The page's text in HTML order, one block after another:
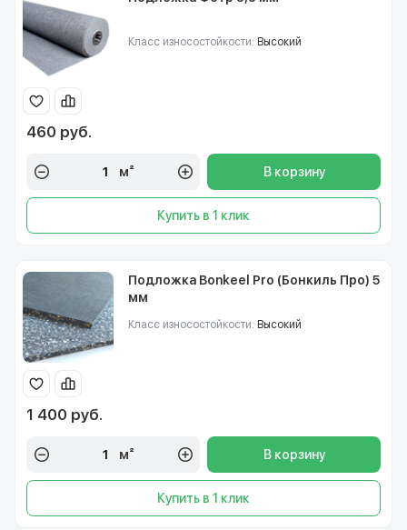
Класс износостойкости: Высокий
460 руб.
м² В корзину
Купить в 1 клик
Подложка Bonkeel Pro (Бонкиль Про) 5
мм
Класс износостойкости: Высокий
1 400 руб.
м² В корзину
Купить в 1 клик